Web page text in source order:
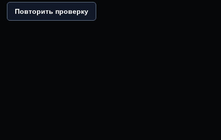
Повторить проверку